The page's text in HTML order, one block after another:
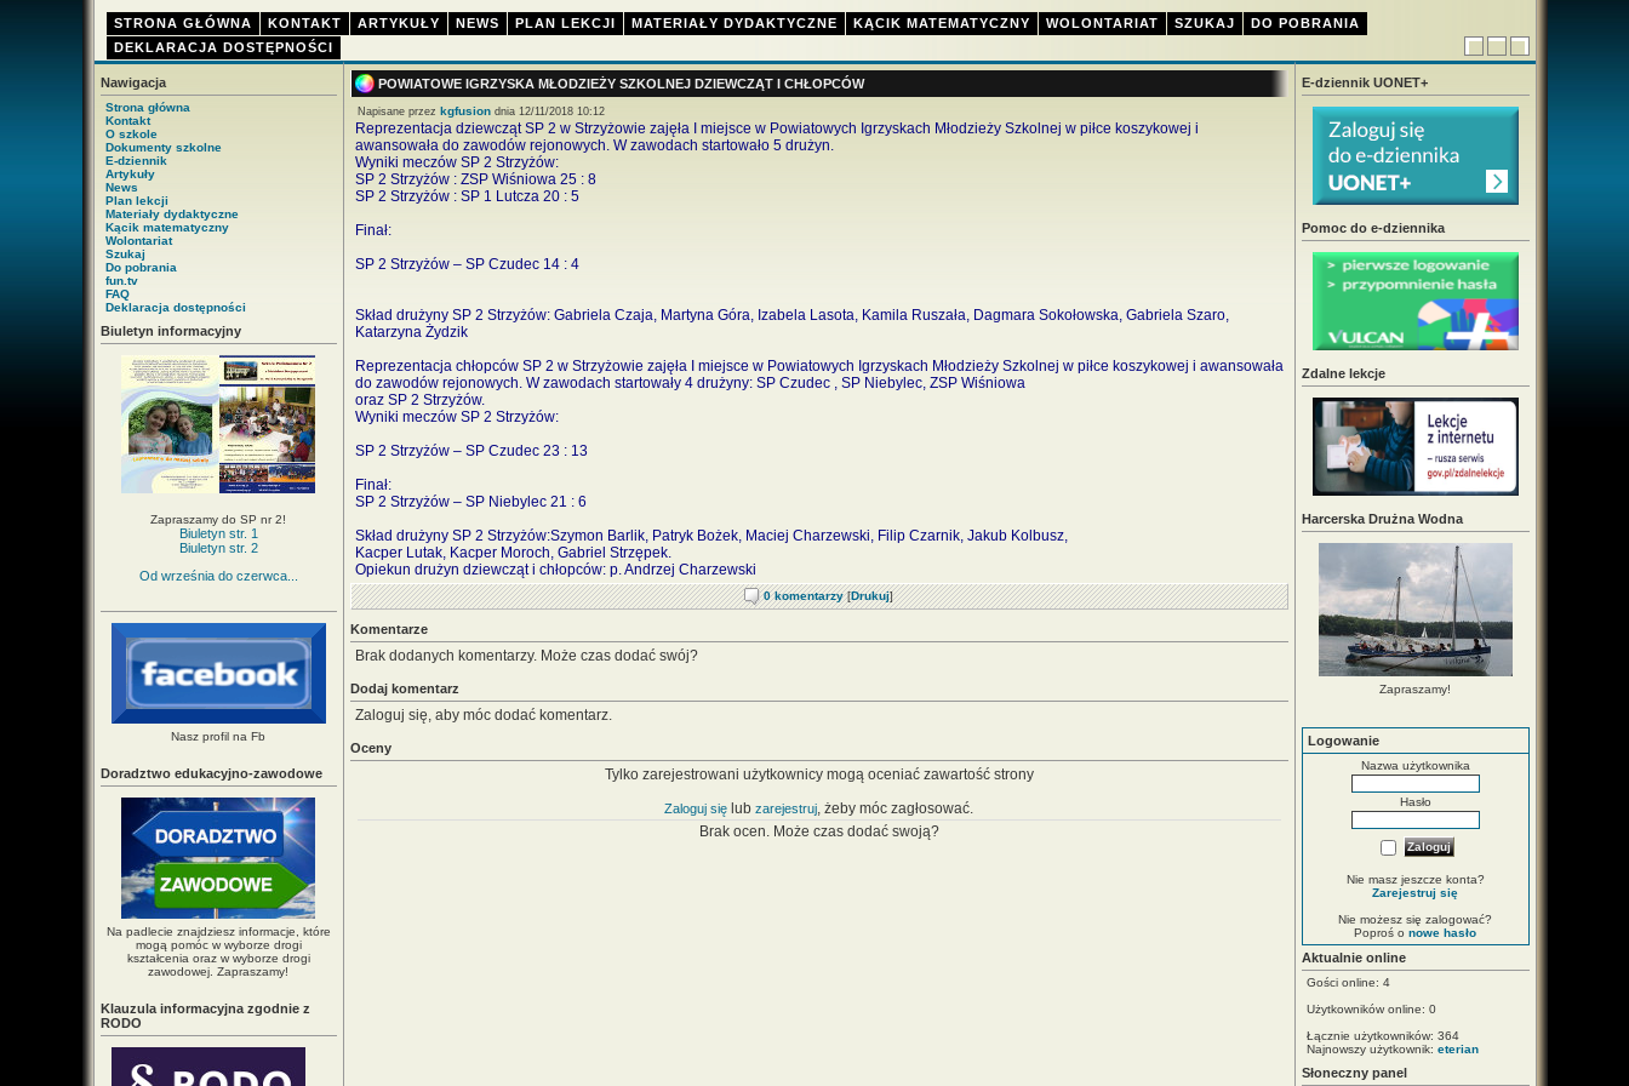
STRONA GŁÓWNA KONTAKT ARTYKUŁY NEWS PLAN LEKCJI MATERIAŁY DYDAKTYCZNE KĄCIK MATEMATYCZNY WOLONTARIAT SZUKAJ
DO POBRANIA
DEKLARACJA DOSTĘPNOŚCI
Nawigacja
Strona główna
Kontakt
O szkole
Dokumenty szkolne
E-dziennik
Artykuły
News
Plan lekcji
Materiały dydaktyczne
Kącik matematyczny
Wolontariat
Szukaj
Do pobrania
fun.tv
FAQ
Deklaracja dostępności
Biuletyn informacyjny
Zapraszamy do SP nr 2!
Biuletyn str. 1
Biuletyn str. 2
Od września do czerwca...
Nasz profil na Fb
Doradztwo edukacyjno-zawodowe
Na padlecie znajdziesz informacje, które
mogą pomóc w wyborze drogi
kształcenia oraz w wyborze drogi
zawodowej. Zapraszamy!
Klauzula informacyjna zgodnie z
RODO
POWIATOWE IGRZYSKA MŁODZIEŻY SZKOLNEJ DZIEWCZĄT I CHŁOPCÓW
Napisane przez kgfusiondnia 12/11/2018 10:12
Reprezentacja dziewcząt SP 2 w Strzyżowie zajęła I miejsce w Powiatowych Igrzyskach Młodzieży Szkolnej w piłce koszykowej i
awansowała do zawodów rejonowych. W zawodach startowało 5 drużyn.
Wyniki meczów SP 2 Strzyżów:
SP 2 Strzyżów : ZSP Wiśniowa 25 : 8
SP 2 Strzyżów : SP 1 Lutcza 20 : 5
Finał:
SP 2 Strzyżów – SP Czudec 14 : 4
Skład drużyny SP 2 Strzyżów: Gabriela Czaja, Martyna Góra, Izabela Lasota, Kamila Ruszała, Dagmara Sokołowska, Gabriela Szaro,
Katarzyna Żydzik
Reprezentacja chłopców SP 2 w Strzyżowie zajęła I miejsce w Powiatowych Igrzyskach Młodzieży Szkolnej w piłce koszykowej i awansowała
do zawodów rejonowych. W zawodach startowały 4 drużyny: SP Czudec , SP Niebylec, ZSP Wiśniowa
oraz SP 2 Strzyżów.
Wyniki meczów SP 2 Strzyżów:
SP 2 Strzyżów – SP Czudec 23 : 13
Finał:
SP 2 Strzyżów – SP Niebylec 21 : 6
Skład drużyny SP 2 Strzyżów:Szymon Barlik, Patryk Bożek, Maciej Charzewski, Filip Czarnik, Jakub Kolbusz,
Kacper Lutak, Kacper Moroch, Gabriel Strzępek.
Opiekun drużyn dziewcząt i chłopców: p. Andrzej Charzewski
0 komentarzy[Drukuj]
Komentarze
Brak dodanych komentarzy. Może czas dodać swój?
Dodaj komentarz
Zaloguj się, aby móc dodać komentarz.
Oceny
Tylko zarejestrowani użytkownicy mogą oceniać zawartość strony
Zaloguj się lub zarejestruj, żeby móc zagłosować.
Brak ocen. Może czas dodać swoją?
E-dziennik UONET+
Pomoc do e-dziennika
Zdalne lekcje
Harcerska Drużna Wodna
Zapraszamy!
Logowanie
Nazwa użytkownika
Hasło
Nie masz jeszcze konta?
Zarejestruj się
Nie możesz się zalogować?
Poproś o nowe hasło
Aktualnie online
Gości online: 4
Użytkowników online: 0
Łącznie użytkowników: 364
Najnowszy użytkownik: eterian
Słoneczny panel